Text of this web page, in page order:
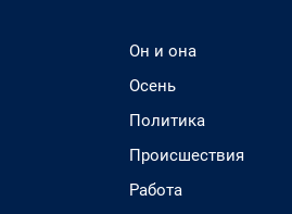
Он и она
Осень
Политика
Происшествия
Работа